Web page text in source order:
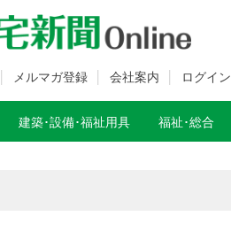
メルマガ登録 会社案内 ログイン
建築･設備･福祉用具 福祉･総合